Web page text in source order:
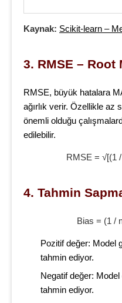
Kaynak: Scikit-learn –
3. RMSE – Root
RMSE, büyük hatalara
ağırlık verir. Özellikle az
önemli olduğu
edilebilir.
RMSE = √[(1
4. Tahmin
Bias = (1 /
Pozitif değer: Model
tahmin ediyor.
Negatif değer:
tahmin ediyor.